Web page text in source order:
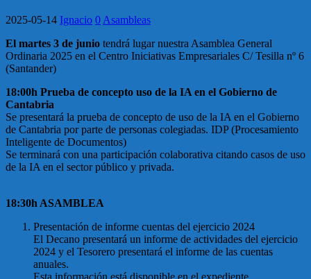
2025-05-14 Ignacio 0 Asambleas
El martes 3 de junio tendrá lugar nuestra Asamblea General
Ordinaria 2025 en el Centro Iniciativas Empresariales C/ Tesilla nº 6
(Santander)
18:00h Prueba de concepto uso de la IA en el Gobierno de
Cantabria
Se presentará la prueba de concepto de uso de la IA en el Gobierno
de Cantabria por parte de personas colegiadas. IDP (Procesamiento
Inteligente de Documentos)
Se terminará con una participación colaborativa citando casos de uso
de la IA en el sector público y privada.
18:30h ASAMBLEA
Presentación de informe cuentas del ejercicio 2024
El Decano presentará un informe de actividades del ejercicio
2024 y el Tesorero presentará el informe de las cuentas
anuales.
Esta información está disponible en el expediente